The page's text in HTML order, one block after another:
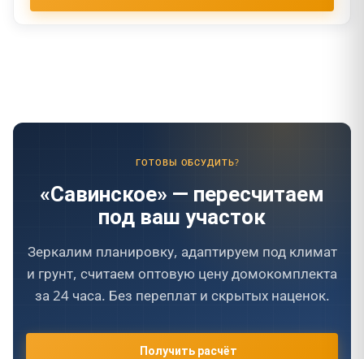
ГОТОВЫ ОБСУДИТЬ?
«Савинское» — пересчитаем
под ваш участок
Зеркалим планировку, адаптируем под климат
и грунт, считаем оптовую цену домокомплекта
за 24 часа. Без переплат и скрытых наценок.
Получить расчёт